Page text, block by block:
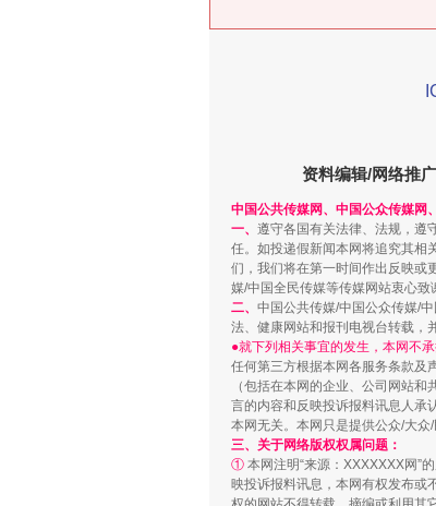
“刷贴”乱象丛生
揭批美国五大"原
资料编辑/网络推
中国公共传媒网、中国公众传媒网
一、 遵守各国有关法律、法规，遵
任。如投递假新闻本网将追究其相
们，我们将在第一时间作出反映或
媒/中国全民传媒等传媒网站衷心致
二、 中国公共传媒/中国公众传媒/
法、健康网站和报刊电视台转载，
●就下列相关事宜的发生，本网不
任何第三方根据本网各服务条款及
（包括在本网的企业、公司网站和
言的内容和反映投诉报料讯息人承
本网无关。本网只是提供公众/大众
三、关于网络版权权属问题：
① 本网注明“来源：XXXXXXX网”
映投诉报料讯息，本网有权发布或